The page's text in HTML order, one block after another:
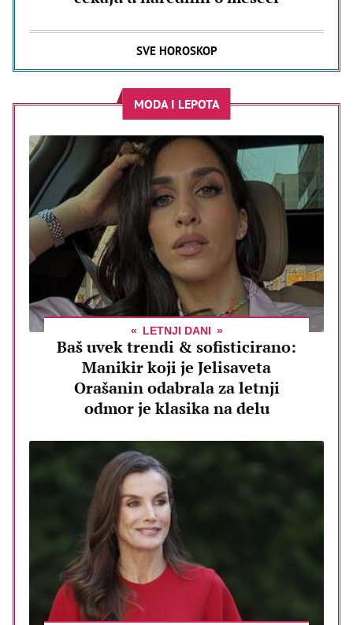
SVE HOROSKOP
MODA I LEPOTA
LETNJI DANI
Baš uvek trendi & sofisticirano:
Manikir koji je Jelisaveta
Orašanin odabrala za letnji
odmor je klasika na delu